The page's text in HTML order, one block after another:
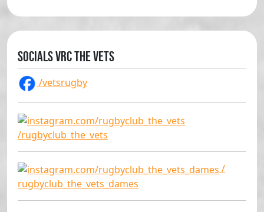
Socials VRC The Vets
/vetsrugby
/rugbyclub_the_vets
/
rugbyclub_the_vets_dames